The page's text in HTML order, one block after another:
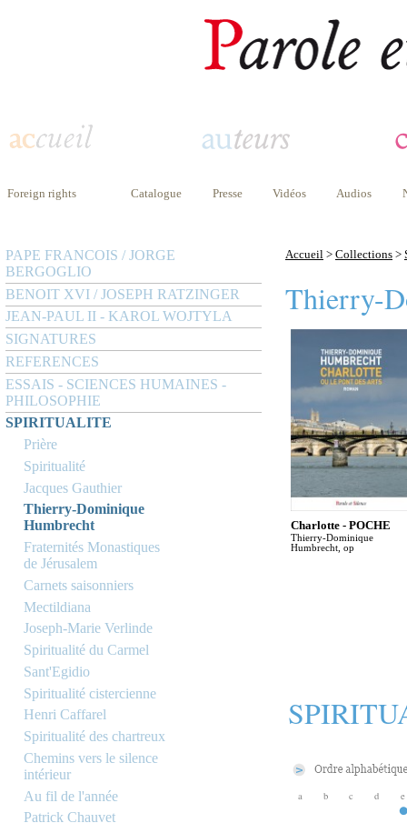
Foreign rights Catalogue Presse Vidéos Audios
PAPE FRANCOIS / JORGE
BERGOGLIO
BENOIT XVI / JOSEPH RATZINGER
JEAN-PAUL II - KAROL WOJTYLA
SIGNATURES
REFERENCES
ESSAIS - SCIENCES HUMAINES -
PHILOSOPHIE
SPIRITUALITE
Prière
Spiritualité
Jacques Gauthier
Thierry-Dominique
Humbrecht
Fraternités Monastiques
de Jérusalem
Carnets saisonniers
Mectildiana
Joseph-Marie Verlinde
Spiritualité du Carmel
Sant'Egidio
Spiritualité cistercienne
Henri Caffarel
Spiritualité des chartreux
Chemins vers le silence
intérieur
Au fil de l'année
Patrick Chauvet
Accueil > Collections >
Thierry-
Charlotte - POCHE
Thierry-Dominique
Humbrecht, op
a b c d e